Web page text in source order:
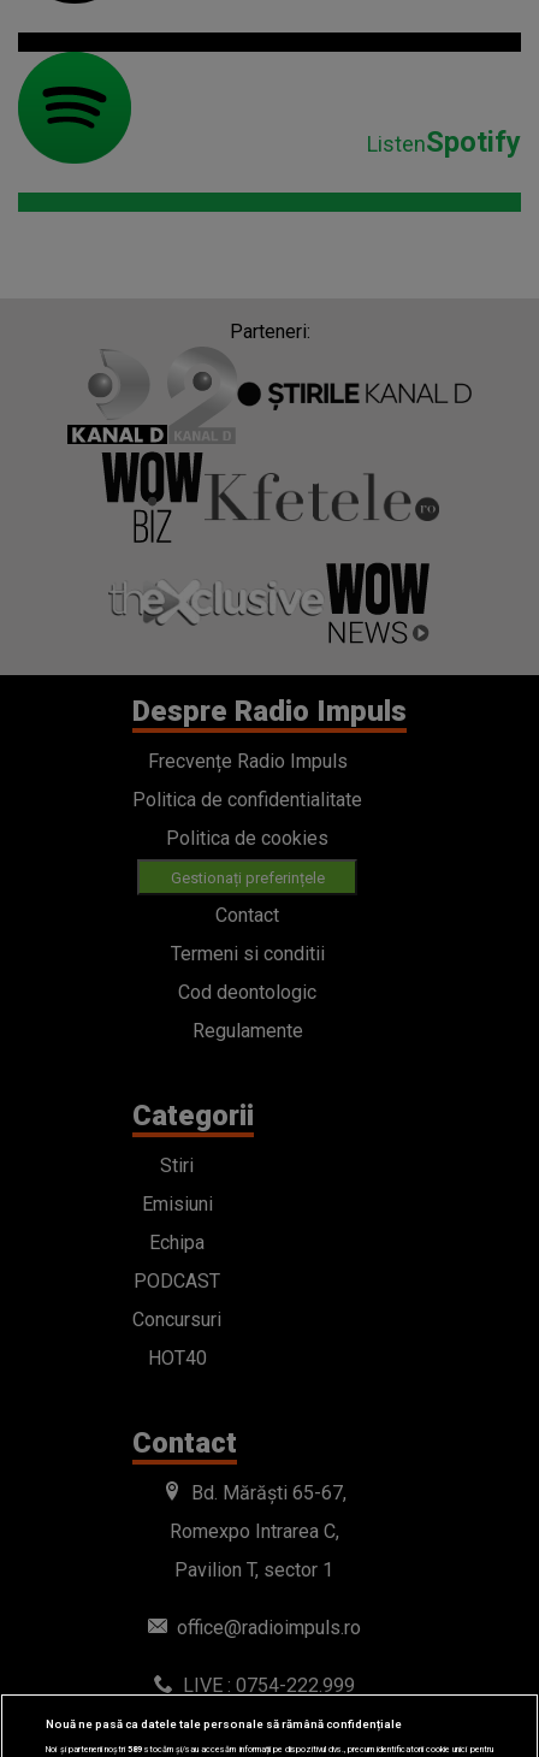
ListenSpotify
Parteneri:
Despre Radio Impuls
Frecvențe Radio Impuls
Politica de confidentialitate
Politica de cookies
Gestionați preferințele
Contact
Termeni si conditii
Cod deontologic
Regulamente
Categorii
Stiri
Emisiuni
Echipa
PODCAST
Concursuri
HOT40
Contact
Bd. Mărăști 65-67,
Romexpo Intrarea C,
Pavilion T, sector 1
office@radioimpuls.ro
LIVE : 0754-222.999
WhatsApp: 0754-222.999
Nouă ne pasă ca datele tale personale să rămână confidențiale
Noi și partenerii noștri589stocăm și/sau accesăm informații pe dispozitivul dvs., precum identificatorii cookie unici pentru